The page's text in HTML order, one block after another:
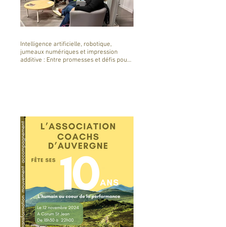
Intelligence artificielle, robotique,
jumeaux numériques et impression
additive : Entre promesses et défis pour